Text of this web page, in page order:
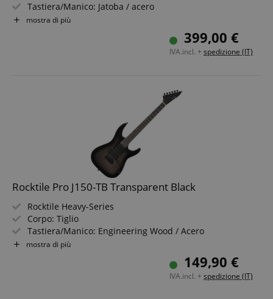
Tastiera/Manico: Jatoba / acero
Pickups: 2x Quantum (HH)
mostra di più
399,00 €
IVA.incl. + spedizione (IT)
Rocktile Pro J150-TB Transparent Black
Rocktile Heavy-Series
Corpo: Tiglio
Tastiera/Manico: Engineering Wood / Acero
Pickup: 2x Humbucker, 1x Single Coil (HSH)
Colore & Finitura: Transparent Black, lucido
mostra di più
149,90 €
IVA.incl. + spedizione (IT)